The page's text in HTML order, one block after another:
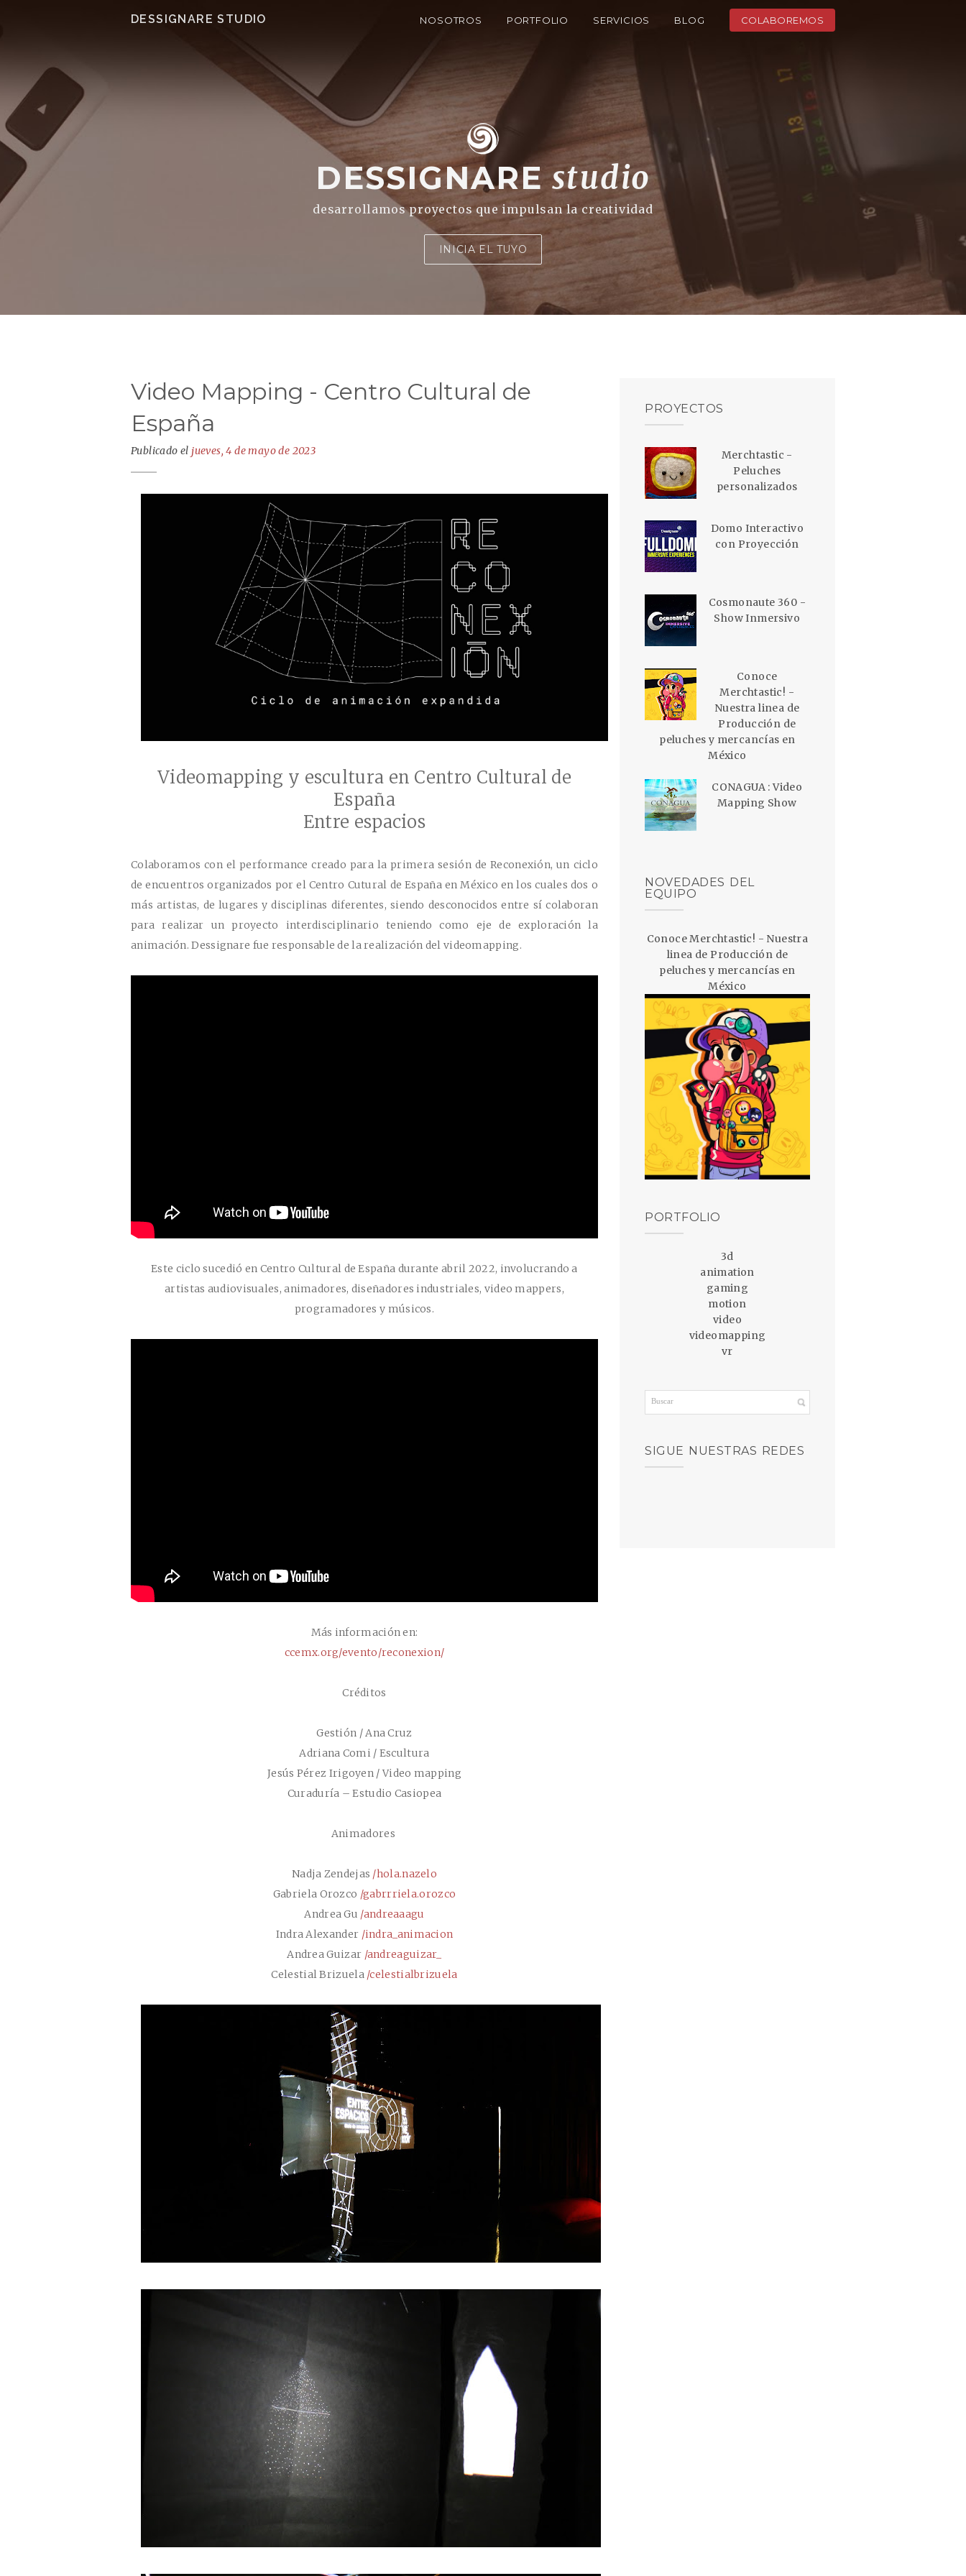
DESSIGNARE STUDIO NOSOTROS PORTFOLIO SERVICIOS BLOG COLABOREMOS
DESSIGNARE studio
desarrollamos proyectos que impulsan la creatividad
INICIA EL TUYO
Video Mapping - Centro Cultural de
España
Publicado el jueves, 4 de mayo de 2023
Videomapping y escultura en Centro Cultural de
España
Entre espacios
Colaboramos con el performance creado para la primera sesión deReconexión, un ciclo
de encuentros organizados por el Centro Cutural de España en México en los cuales dos o
más artistas, de lugares y disciplinas diferentes, siendo desconocidos entre sí colaboran
para realizar un proyecto interdisciplinario teniendo como eje de exploración la
animación. Dessignare fue responsable de la realización del videomapping.
Este ciclo sucedió en Centro Cultural de España durante abril 2022, involucrando a
artistas audiovisuales, animadores, diseñadores industriales, video mappers,
programadores y músicos.
Más información en:
ccemx.org/evento/reconexion/
Créditos
Gestión / Ana Cruz
Adriana Comi / Escultura
Jesús Pérez Irigoyen / Video mapping
Curaduría – Estudio Casiopea
Animadores
Nadja Zendejas /hola.nazelo
Gabriela Orozco /gabrrriela.orozco
Andrea Gu /andreaaagu
Indra Alexander /indra_animacion
Andrea Guizar /andreaguizar_
Celestial Brizuela /celestialbrizuela
PROYECTOS
Merchtastic -
Peluches
personalizados
Domo Interactivo
con Proyección
Cosmonaute 360 -
Show Inmersivo
Conoce
Merchtastic! -
Nuestra linea de
Producción de
peluches y mercancías en
México
CONAGUA : Video
Mapping Show
NOVEDADES DEL
EQUIPO
Conoce Merchtastic! - Nuestra
linea de Producción de
peluches y mercancías en
México
PORTFOLIO
3d
animation
gaming
motion
video
videomapping
vr
SIGUE NUESTRAS REDES